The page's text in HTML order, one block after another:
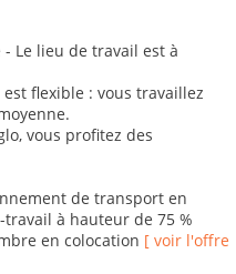
Le lieu de travail est à
flexible : vous travaillez
vous profitez des
de transport en
à hauteur de 75 %
en colocation [ voir l'offre